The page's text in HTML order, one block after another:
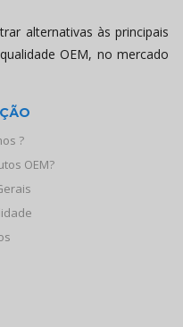
alternativas às principais
OEM, no mercado
?
OEM?